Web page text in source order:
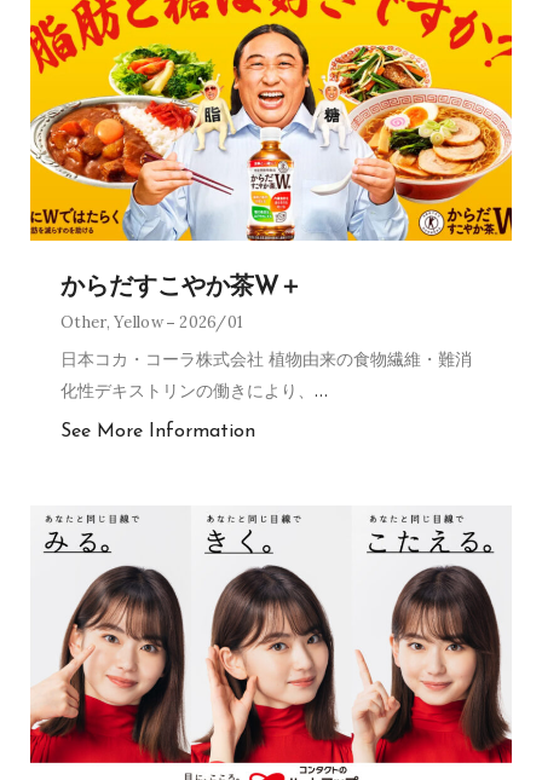
からだすこやか茶W＋
Other,Yellow 2026/01
日本コカ・コーラ株式会社 植物由来の食物繊維・難消
化性デキストリンの働きにより、 …
See More Information